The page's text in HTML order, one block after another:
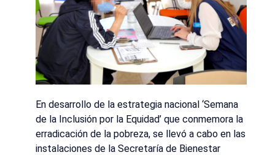
En desarrollo de la estrategia nacional ‘Semana
de la Inclusión por la Equidad’ que conmemora la
erradicación de la pobreza, se llevó a cabo en las
instalaciones de la Secretaría de Bienestar